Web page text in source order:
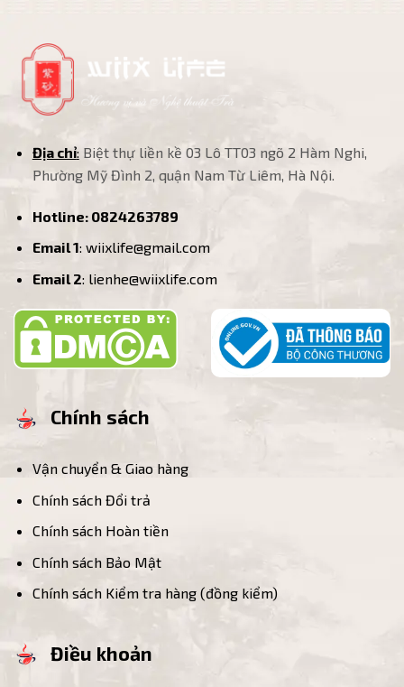
Địa chỉ:Biệt thự liền kề 03 Lô TT03 ngõ 2 Hàm Nghi,
Phường Mỹ Đình 2, quận Nam Từ Liêm, Hà Nội.
Hotline: 0824263789
Email 1: wiixlife@gmail.com
Email 2: lienhe@wiixlife.com
Chính sách
Vận chuyển & Giao hàng
Chính sách Đổi trả
Chính sách Hoàn tiền
Chính sách Bảo Mật
Chính sách Kiểm tra hàng (đồng kiểm)
Điều khoản